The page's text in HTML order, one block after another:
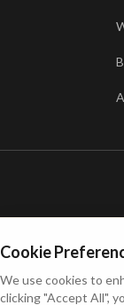
Cookie
We use cookies to
clicking "Accept All",